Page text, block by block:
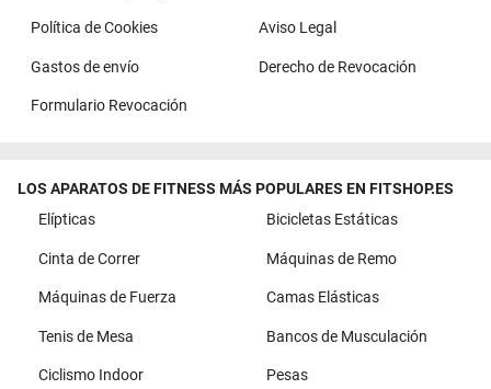
Política de Cookies Aviso Legal
Gastos de envío Derecho de Revocación
Formulario Revocación
LOS APARATOS DE FITNESS MÁS POPULARES EN FITSHOP.ES
Elípticas
Bicicletas Estáticas
Cinta de Correr Máquinas de Remo
Máquinas de Fuerza Camas Elásticas
Tenis de Mesa Bancos de Musculación
Ciclismo Indoor Pesas